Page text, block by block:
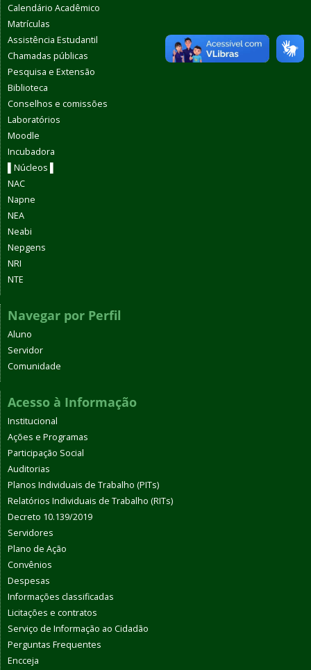
Calendário Acadêmico
Matrículas
Assistência Estudantil
Chamadas públicas
Pesquisa e Extensão
Biblioteca
Conselhos e comissões
Laboratórios
Moodle
Incubadora
▌Núcleos ▌
NAC
Napne
NEA
Neabi
Nepgens
NRI
NTE
Navegar por Perfil
Aluno
Servidor
Comunidade
Acesso à Informação
Institucional
Ações e Programas
Participação Social
Auditorias
Planos Individuais de Trabalho (PITs)
Relatórios Individuais de Trabalho (RITs)
Decreto 10.139/2019
Servidores
Plano de Ação
Convênios
Despesas
Informações classificadas
Licitações e contratos
Serviço de Informação ao Cidadão
Perguntas Frequentes
Encceja